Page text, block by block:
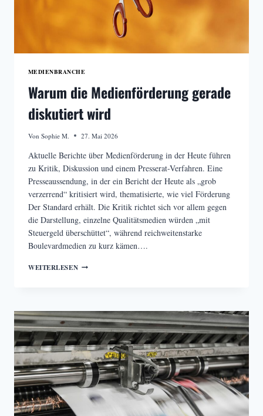
MEDIENBRANCHE
Warum die Medienförderung gerade
diskutiert wird
Von Sophie M. 27. Mai 2026
Aktuelle Berichte über Medienförderung in der Heute führen
zu Kritik, Diskussion und einem Presserat-Verfahren. Eine
Presseaussendung, in der ein Bericht der Heute als „grob
verzerrend“ kritisiert wird, thematisierte, wie viel Förderung
Der Standard erhält. Die Kritik richtet sich vor allem gegen
die Darstellung, einzelne Qualitätsmedien würden „mit
Steuergeld überschüttet“, während reichweitenstarke
Boulevardmedien zu kurz kämen….
WEITERLESENWARUM
WIRD